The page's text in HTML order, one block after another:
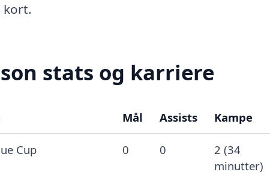
kort.
stats og karriere
Mål Assists Kampe
Cup 0 0
2 (34
minutter)